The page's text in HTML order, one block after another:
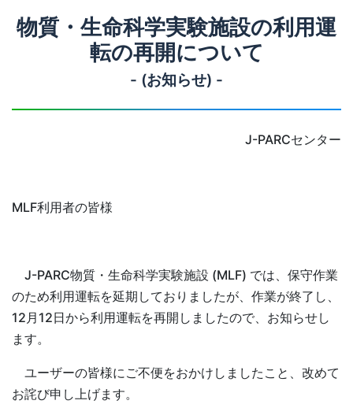
物質・生命科学実験施設の利用運
転の再開について
- (お知らせ) -
J-PARCセンター
MLF利用者の皆様
J-PARC物質・生命科学実験施設 (MLF) では、保守作業
のため利用運転を延期しておりましたが、作業が終了し、
12月12日から利用運転を再開しましたので、お知らせし
ます。
ユーザーの皆様にご不便をおかけしましたこと、改めて
お詫び申し上げます。